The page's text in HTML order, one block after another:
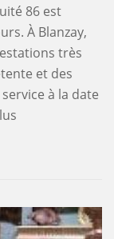
86 est
À Blanzay,
très
et des
à la date